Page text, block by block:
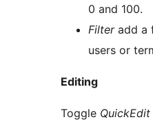
0 and 100.
Filteradd a
users or
Editing
Toggle QuickEdit